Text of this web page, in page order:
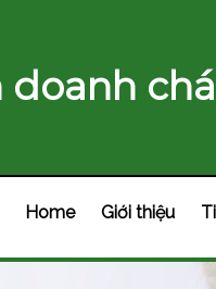
doanh
Home Giới thiệu